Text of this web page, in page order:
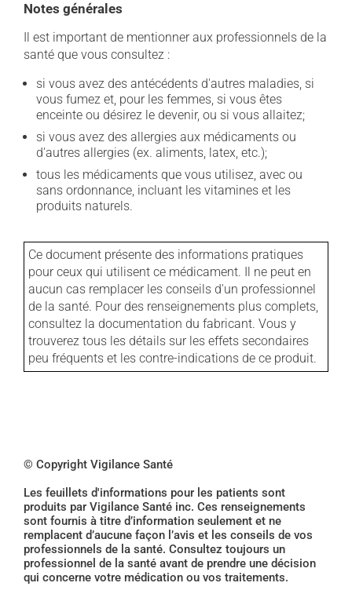
Notes générales
Il est important de mentionner aux professionnels de la
santé que vous consultez :
si vous avez des antécédents d'autres maladies, si
vous fumez et, pour les femmes, si vous êtes
enceinte ou désirez le devenir, ou si vous allaitez;
si vous avez des allergies aux médicaments ou
d'autres allergies (ex. aliments, latex, etc.);
tous les médicaments que vous utilisez, avec ou
sans ordonnance, incluant les vitamines et les
produits naturels.
Ce document présente des informations pratiques
pour ceux qui utilisent ce médicament. Il ne peut en
aucun cas remplacer les conseils d'un professionnel
de la santé. Pour des renseignements plus complets,
consultez la documentation du fabricant. Vous y
trouverez tous les détails sur les effets secondaires
peu fréquents et les contre-indications de ce produit.
© Copyright Vigilance Santé
Les feuillets d'informations pour les patients sont
produits par Vigilance Santé inc. Ces renseignements
sont fournis à titre d’information seulement et ne
remplacent d’aucune façon l’avis et les conseils de vos
professionnels de la santé. Consultez toujours un
professionnel de la santé avant de prendre une décision
qui concerne votre médication ou vos traitements.